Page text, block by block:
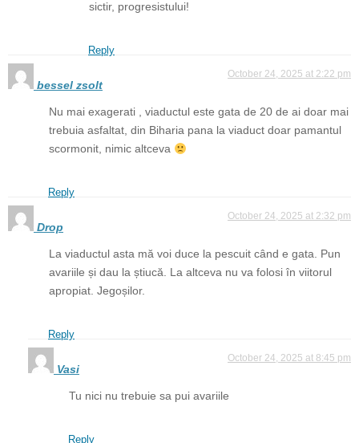
sictir, progresistului!
Reply
bessel zsolt
October 24, 2025 at 2:22 pm
Nu mai exagerati , viaductul este gata de 20 de ai doar mai
trebuia asfaltat, din Biharia pana la viaduct doar pamantul
scormonit, nimic altceva
Reply
Drop
October 24, 2025 at 2:32 pm
La viaductul asta mă voi duce la pescuit când e gata. Pun
avariile și dau la știucă. La altceva nu va folosi în viitorul
apropiat. Jegoșilor.
Reply
Vasi
October 24, 2025 at 8:45 pm
Tu nici nu trebuie sa pui avariile
Reply